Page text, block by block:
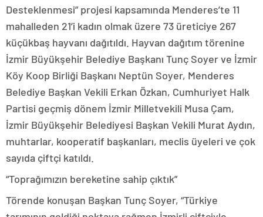
Desteklenmesi” projesi kapsamında Menderes’te 11
mahalleden 21’i kadın olmak üzere 73 üreticiye 267
küçükbaş hayvanı dağıtıldı. Hayvan dağıtım törenine
İzmir Büyükşehir Belediye Başkanı Tunç Soyer ve İzmir
Köy Koop Birliği Başkanı Neptün Soyer, Menderes
Belediye Başkan Vekili Erkan Özkan, Cumhuriyet Halk
Partisi geçmiş dönem İzmir Milletvekili Musa Çam,
İzmir Büyükşehir Belediyesi Başkan Vekili Murat Aydın,
muhtarlar, kooperatif başkanları, meclis üyeleri ve çok
sayıda çiftçi katıldı.
“Toprağımızın bereketine sahip çıktık”
Törende konuşan Başkan Tunç Soyer, “Türkiye